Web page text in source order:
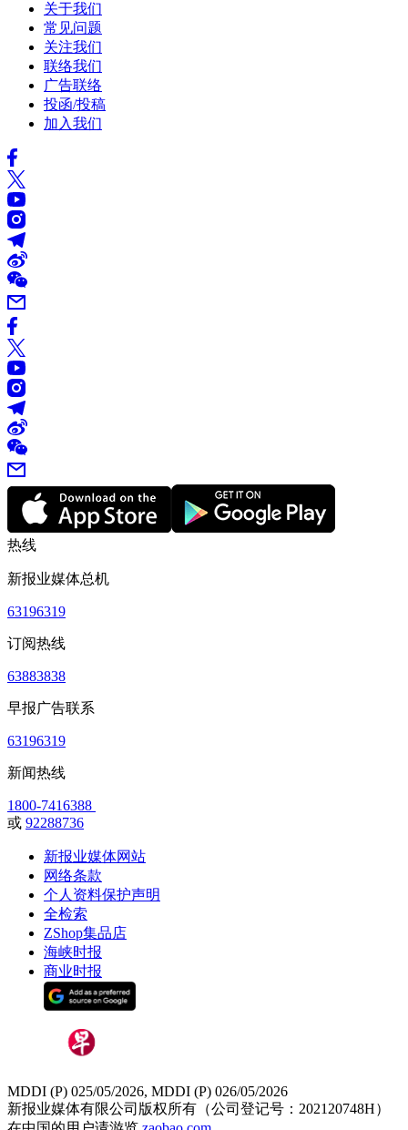
关于我们
常见问题
关注我们
联络我们
广告联络
投函/投稿
加入我们
热线
新报业媒体总机
63196319
订阅热线
63883838
早报广告联系
63196319
新闻热线
1800-7416388
或 92288736
新报业媒体网站
网络条款
个人资料保护声明
全检索
ZShop集品店
海峡时报
商业时报
MDDI (P) 025/05/2026, MDDI (P) 026/05/2026
新报业媒体有限公司版权所有（公司登记号：202120748H）